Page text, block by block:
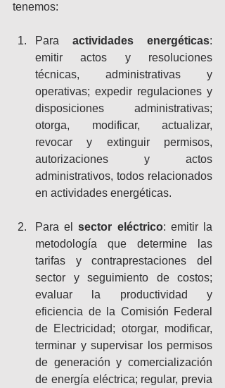
tenemos:
Para actividades energéticas:
emitir actos y resoluciones
técnicas, administrativas y
operativas; expedir regulaciones y
disposiciones administrativas;
otorga, modificar, actualizar,
revocar y extinguir permisos,
autorizaciones y actos
administrativos, todos relacionados
en actividades energéticas.
Para el sector eléctrico: emitir la
metodología que determine las
tarifas y contraprestaciones del
sector y seguimiento de costos;
evaluar la productividad y
eficiencia de la Comisión Federal
de Electricidad; otorgar, modificar,
terminar y supervisar los permisos
de generación y comercialización
de energía eléctrica; regular, previa